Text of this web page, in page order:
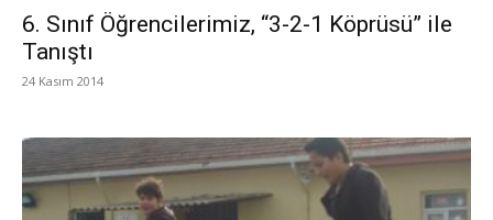
6. Sınıf Öğrencilerimiz, “3-2-1 Köprüsü” ile
Tanıştı
24 Kasım 2014